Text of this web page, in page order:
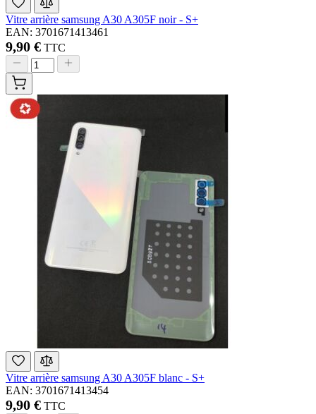
Vitre arrière samsung A30 A305F noir - S+
EAN: 3701671413461
9,90 € TTC
Vitre arrière samsung A30 A305F blanc - S+
EAN: 3701671413454
9,90 € TTC